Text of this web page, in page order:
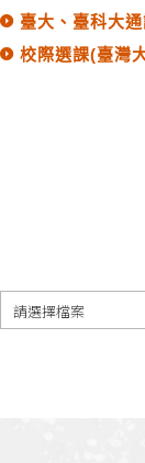
臺大、臺科大
校際選課(臺灣
請選擇檔案